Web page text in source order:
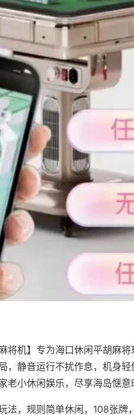
将机】专为海口休闲平胡麻
，静音运行不扰作息，机身
小休闲娱乐，尽享海岛惬意
法，规则简单休闲，108张牌